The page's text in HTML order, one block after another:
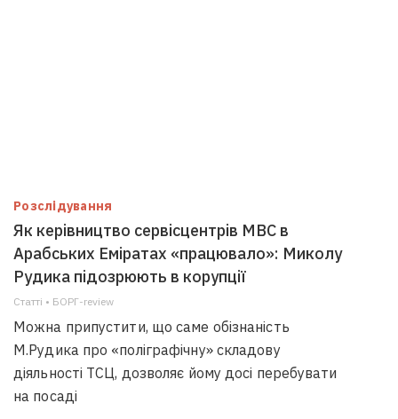
Розслідування
Як керівництво сервісцентрів МВС в
Арабських Еміратах «працювало»: Миколу
Рудика підозрюють в корупції
Статті • БОРГ-review
Можна припустити, що саме обізнаність
М.Рудика про «поліграфічну» складову
діяльності ТСЦ, дозволяє йому досі перебувати
на посаді